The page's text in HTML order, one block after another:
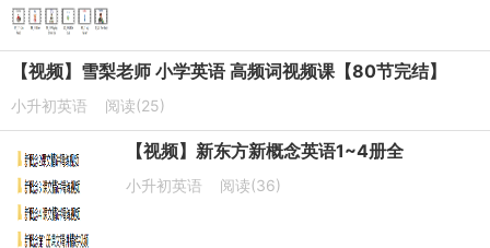
【视频】雪梨老师 小学英语 高频词视频课【80节完结】
小升初英语 阅读(25)
【视频】新东方新概念英语1~4册全
小升初英语 阅读(36)